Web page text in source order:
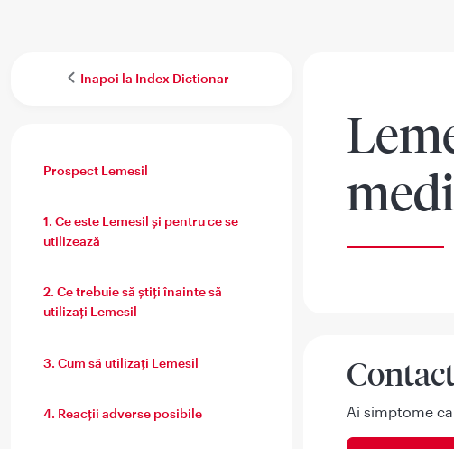
Inapoi la Index Dictionar
Prospect Lemesil
1. Ce este Lemesil şi pentru ce se
utilizează
2. Ce trebuie să ştiţi înainte să
utilizaţi Lemesil
3. Cum să utilizaţi Lemesil
4. Reacţii adverse posibile Ai simptome